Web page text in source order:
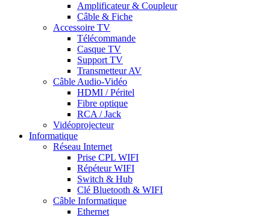
Amplificateur & Coupleur
Câble & Fiche
Accessoire TV
Télécommande
Casque TV
Support TV
Transmetteur AV
Câble Audio-Vidéo
HDMI / Péritel
Fibre optique
RCA / Jack
Vidéoprojecteur
Informatique
Réseau Internet
Prise CPL WIFI
Répéteur WIFI
Switch & Hub
Clé Bluetooth & WIFI
Câble Informatique
Ethernet